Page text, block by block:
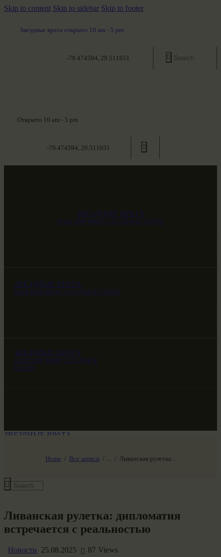
Skip to content Skip to sidebar Skip to footer
Звездные врата открыто 10 am - 5 pm
-79.474594, 29.511651
Открыто 10 am - 5 pm
-79.474594, 29.511651
ЗВЕЗДНЫЕ ВРАТА
НАШ МИР ВЧЕРА СЕГОДНЯ И ЗАВТРА
ЗВЕЗДНЫЕ ВРАТА
НАШ МИР ВЧЕРА СЕГОДНЯ И ЗАВТРА
ЗВЕЗДНЫЕ ВРАТА
НАШ МИР ВЧЕРА СЕГОДНЯ И
ЗАВТРА
Home Все записи Ливанская рулетка...
ЗВЕЗДНЫЕ ВРАТА
Ливанская рулетка: дипломатия
встречается с реальностью
Новости 25.08.2025 87 Views